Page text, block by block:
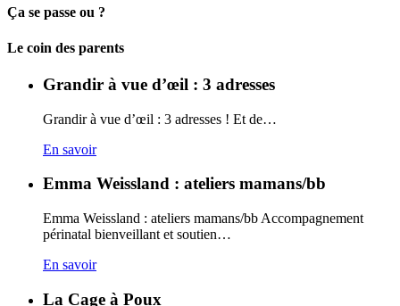
Ça se passe ou ?
Carto
Le coin des parents
Grandir à vue d’œil : 3 adresses
Grandir à vue d’œil : 3 adresses ! Et de…
En savoir
Emma Weissland : ateliers mamans/bb
Emma Weissland : ateliers mamans/bb Accompagnement
périnatal bienveillant et soutien…
En savoir
La Cage à Poux